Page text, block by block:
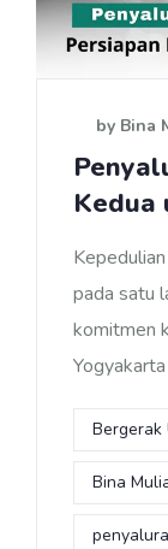
by Bina
Kedua
pada satu
komitmen
Bergerak
Bina